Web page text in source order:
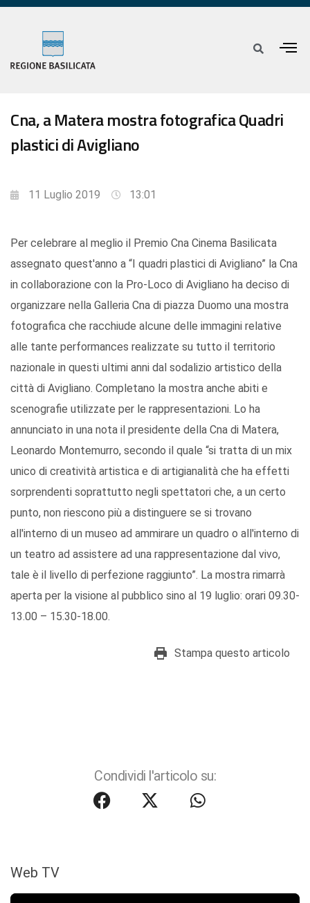
Cna, a Matera mostra fotografica Quadri
plastici di Avigliano
11 Luglio 2019 13:01
Per celebrare al meglio il Premio Cna Cinema Basilicata
assegnato quest'anno a “I quadri plastici di Avigliano” la Cna
in collaborazione con la Pro-Loco di Avigliano ha deciso di
organizzare nella Galleria Cna di piazza Duomo una mostra
fotografica che racchiude alcune delle immagini relative
alle tante performances realizzate su tutto il territorio
nazionale in questi ultimi anni dal sodalizio artistico della
città di Avigliano. Completano la mostra anche abiti e
scenografie utilizzate per le rappresentazioni. Lo ha
annunciato in una nota il presidente della Cna di Matera,
Leonardo Montemurro, secondo il quale “si tratta di un mix
unico di creatività artistica e di artigianalità che ha effetti
sorprendenti soprattutto negli spettatori che, a un certo
punto, non riescono più a distinguere se si trovano
all'interno di un museo ad ammirare un quadro o all'interno di
un teatro ad assistere ad una rappresentazione dal vivo,
tale è il livello di perfezione raggiunto”. La mostra rimarrà
aperta per la visione al pubblico sino al 19 luglio: orari 09.30-
13.00 – 15.30-18.00.
Stampa questo articolo
Condividi l'articolo su:
Web TV